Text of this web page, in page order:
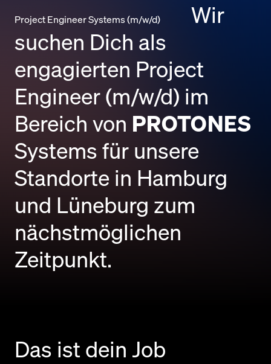
Project Engineer Systems (m/w/d)
Wir
suchen Dich als
engagierten Project
Engineer (m/w/d) im
Bereich von PROTONES
Systems für unsere
Standorte in Hamburg
und Lüneburg zum
nächstmöglichen
Zeitpunkt.
Das ist dein Job